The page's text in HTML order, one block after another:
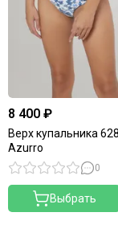
8 400 ₽
Верх купальника
Azurro
0
Выбрать